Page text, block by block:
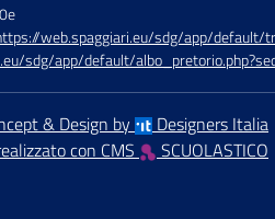
web.spaggiari.eu/sdg/app/default/
sdg/app/default/
& Design by
Designers Italia
con CMS
SCUOLASTICO